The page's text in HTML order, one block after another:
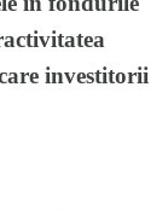
investitorii